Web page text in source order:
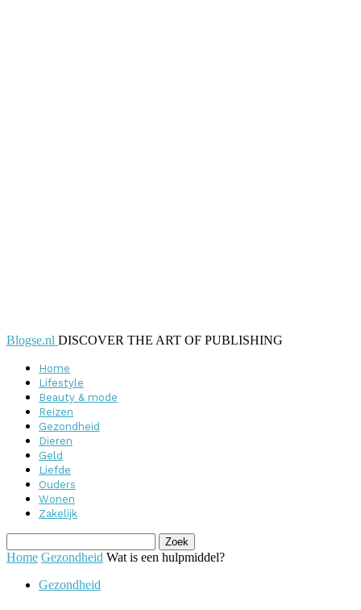
Blogse.nl DISCOVER THE ART OF PUBLISHING
Home
Lifestyle
Beauty & mode
Reizen
Gezondheid
Dieren
Geld
Liefde
Ouders
Wonen
Zakelijk
Home Gezondheid Wat is een hulpmiddel?
Gezondheid